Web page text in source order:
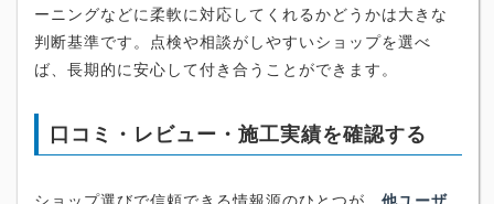
ーニングなどに柔軟に対応してくれるかどうかは大きな
判断基準です。点検や相談がしやすいショップを選べ
ば、長期的に安心して付き合うことができます。
口コミ・レビュー・施工実績を確認する
ショップ選びで信頼できる情報源のひとつが、 他ユーザ